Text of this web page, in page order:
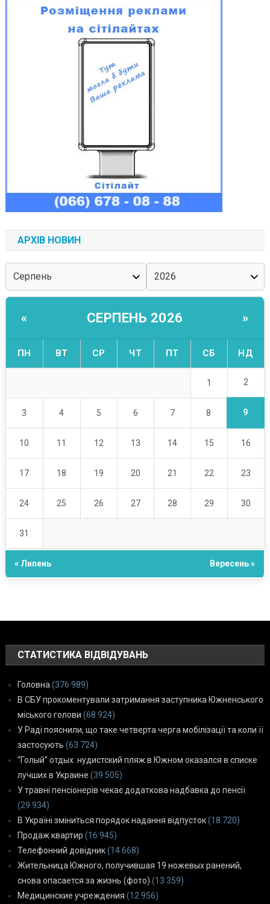
АРХІВ НОВИН
« СЕРПЕНЬ 2026 »
ПН ВТ СР ЧТ ПТ СБ НД
1 2
3 4 5 6 7 8 9
10 11 12 13 14 15 16
17 18 19 20 21 22 23
24 25 26 27 28 29 30
31
« Липень Вересень »
СТАТИСТИКА ВІДВІДУВАНЬ
Головна (376 989)
В СБУ прокоментували затримання заступника Южненського
міського голови (68 924)
У Раді пояснили, що таке четверта черга мобілізації та коли її
застосують (63 724)
“Голый” отдых: нудистский пляж в Южном оказался в списке
лучших в Украине (39 505)
У травні пенсіонерів чекає додаткова надбавка до пенсії
(29 934)
В Україні зміниться порядок надання відпусток(18 720)
Продаж квартир (16 945)
Телефонний довідник(14 668)
Жительница Южного, получившая 19 ножевых ранений,
снова опасается за жизнь (фото) (13 359)
Медицинские учреждения (12 956)